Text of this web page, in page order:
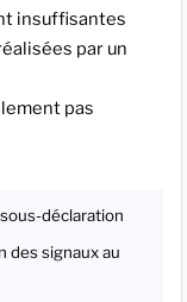
insuffisantes
par un
pas
déclaration
des signaux au